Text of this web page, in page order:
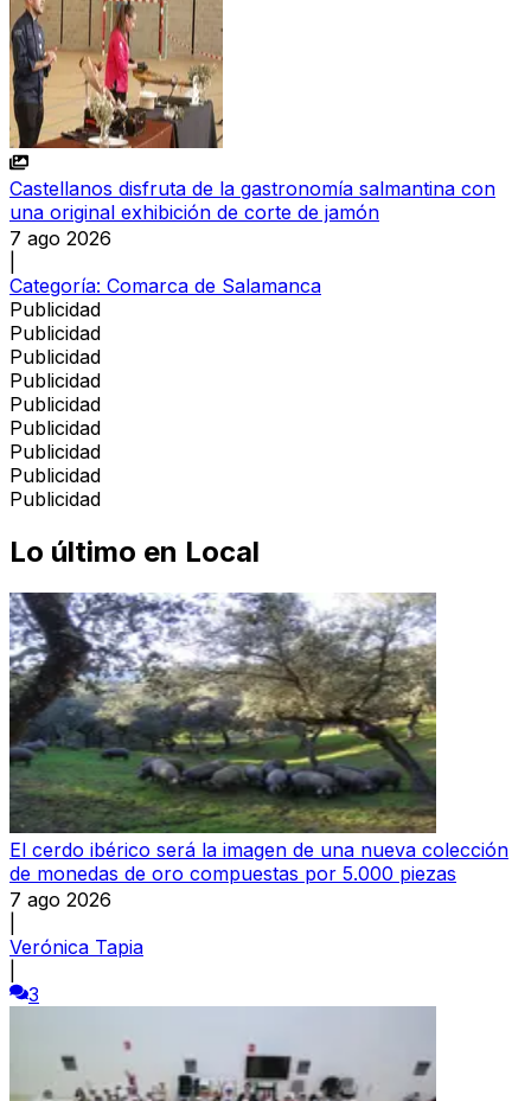
Castellanos disfruta de la gastronomía salmantina con
una original exhibición de corte de jamón
7 ago 2026
Categoría: Comarca de Salamanca
Publicidad
Publicidad
Publicidad
Publicidad
Publicidad
Publicidad
Publicidad
Publicidad
Publicidad
Lo último en Local
El cerdo ibérico será la imagen de una nueva colección
de monedas de oro compuestas por 5.000 piezas
7 ago 2026
Verónica Tapia
3